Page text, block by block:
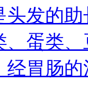
头发的
、蛋类
经胃肠